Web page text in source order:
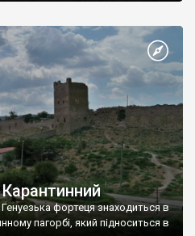
фортеця знаходиться в
пагорбі, який підноситься в